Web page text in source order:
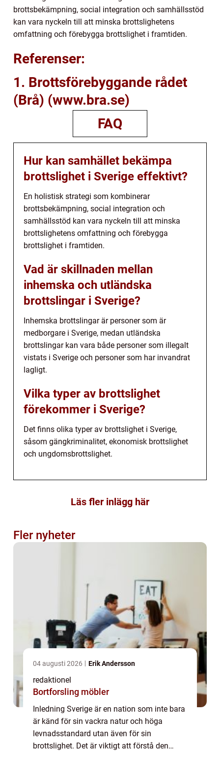
brottsbekämpning, social integration och samhällsstöd
kan vara nyckeln till att minska brottslighetens
omfattning och förebygga brottslighet i framtiden.
Referenser:
1. Brottsförebyggande rådet
(Brå) (www.bra.se)
FAQ
Hur kan samhället bekämpa
brottslighet i Sverige effektivt?
En holistisk strategi som kombinerar
brottsbekämpning, social integration och
samhällsstöd kan vara nyckeln till att minska
brottslighetens omfattning och förebygga
brottslighet i framtiden.
Vad är skillnaden mellan
inhemska och utländska
brottslingar i Sverige?
Inhemska brottslingar är personer som är
medborgare i Sverige, medan utländska
brottslingar kan vara både personer som illegalt
vistats i Sverige och personer som har invandrat
lagligt.
Vilka typer av brottslighet
förekommer i Sverige?
Det finns olika typer av brottslighet i Sverige,
såsom gängkriminalitet, ekonomisk brottslighet
och ungdomsbrottslighet.
Läs fler inlägg här
Fler nyheter
04 augusti 2026 Erik Andersson
redaktionel
Bortforsling möbler
Inledning Sverige är en nation som inte bara
är känd för sin vackra natur och höga
levnadsstandard utan även för sin
brottslighet. Det är viktigt att förstå den